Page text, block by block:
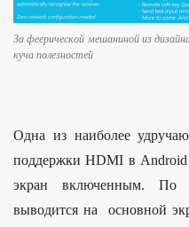
За феерической мешаниной из
куча полезностей
Одна из наиболее
поддержки HDMI в
экран включенным. По
выводится на основной